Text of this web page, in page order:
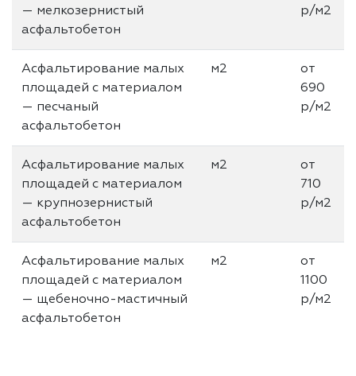
— мелкозернистый
асфальтобетон
р/м2
Асфальтирование малых
площадей с материалом
— песчаный
асфальтобетон
м2
от
690
р/м2
Асфальтирование малых
площадей с материалом
— крупнозернистый
асфальтобетон
м2
от
710
р/м2
Асфальтирование малых
площадей с материалом
— щебеночно-мастичный
асфальтобетон
м2
от
1100
р/м2